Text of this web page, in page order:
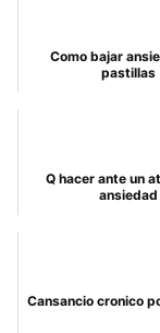
Como bajar
pastillas
Q hacer ante un
ansiedad
Cansancio cronico